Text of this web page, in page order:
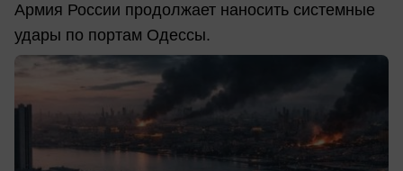
Армия России продолжает наносить системные
удары по портам Одессы.